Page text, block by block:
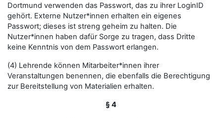
Dortmund verwenden das Passwort, das zu ihrer LoginID
gehört. Externe Nutzer*innen erhalten ein eigenes
Passwort; dieses ist streng geheim zu halten. Die
Nutzer*innen haben dafür Sorge zu tragen, dass Dritte
keine Kenntnis von dem Passwort erlangen.
(4) Lehrende können Mitarbeiter*innen ihrer
Veranstaltungen benennen, die ebenfalls die Berechtigung
zur Bereitstellung von Materialien erhalten.
§ 4